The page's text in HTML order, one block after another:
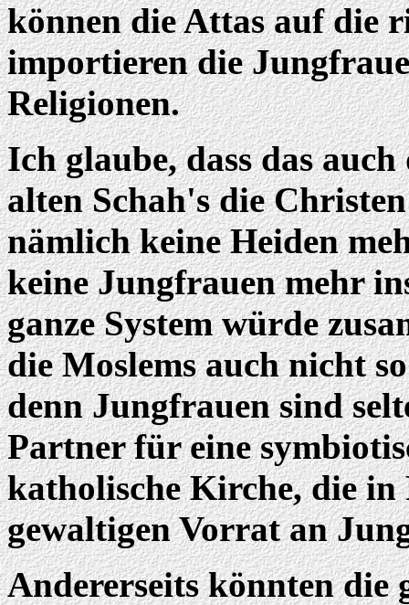
können die Attas auf die
importieren die
Religionen.
Ich glaube, dass das
alten Schah's die
nämlich keine Heiden
keine Jungfrauen mehr
ganze System würde
die Moslems auch nicht
denn Jungfrauen sind
Partner für eine
katholische Kirche, die in
gewaltigen Vorrat an
Andererseits könnten die